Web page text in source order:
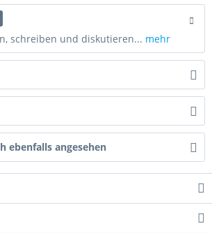
schreiben und diskutieren... mehr
ebenfalls angesehen